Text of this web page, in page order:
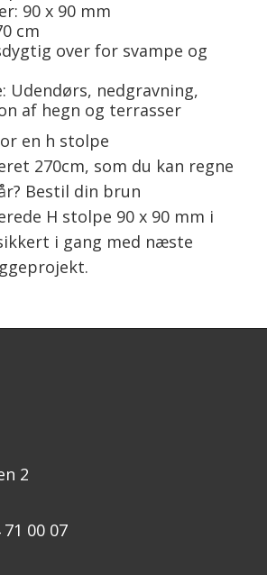
90 x 90 mm
cm
over for svampe og
Udendørs, nedgravning,
af hegn og terrasser
en h stolpe
270cm, som du kan regne
Bestil din brun
H stolpe 90 x 90 mm i
i gang med næste
2
71 00 07